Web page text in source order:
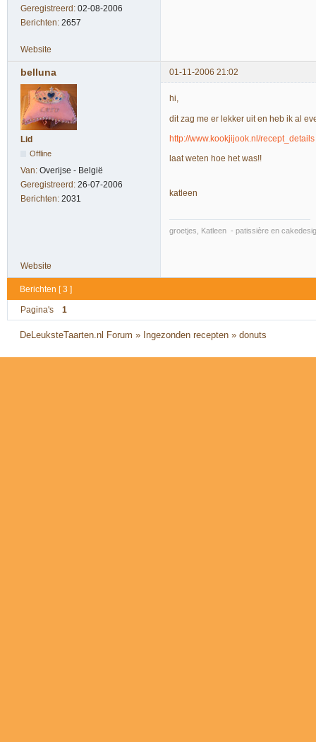
Geregistreerd: 02-08-2006
Berichten: 2657
Website
belluna 01-11-2006 21:02
Lid
Offline
Van: Overijse - België
Geregistreerd: 26-07-2006
Berichten: 2031
hi,
dit zag me er lekker uit en heb ik al
http://www.kookjijook.nl/
laat weten hoe het was!!
katleen
groetjes, Katleen - patissière en
Website
Berichten [ 3 ]
Pagina's 1
DeLeuksteTaarten.nl Forum » Ingezonden recepten »donuts